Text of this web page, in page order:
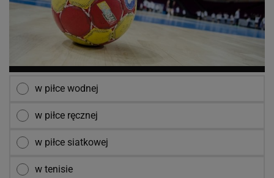
w piłce wodnej
w piłce ręcznej
w piłce siatkowej
w tenisie